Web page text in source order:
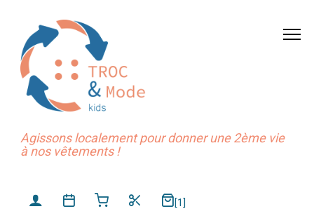
Agissons localement pour donner une 2ème vie
à nos vêtements !
[1]